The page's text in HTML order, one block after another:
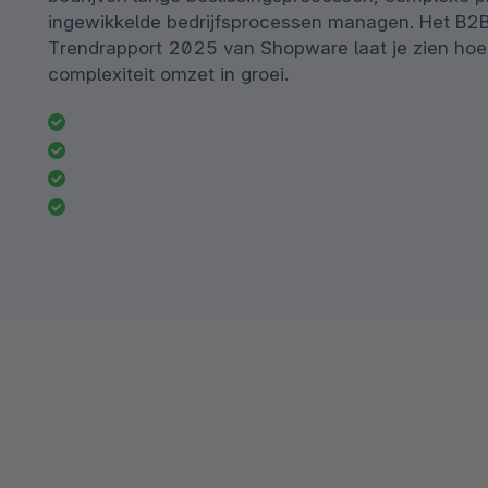
Spatial commerce
Migratie
ingewikkelde bedrijfsprocessen managen. Het
Trendrapport 2025 van Shopware laat je zien
complexiteit omzet in groei.